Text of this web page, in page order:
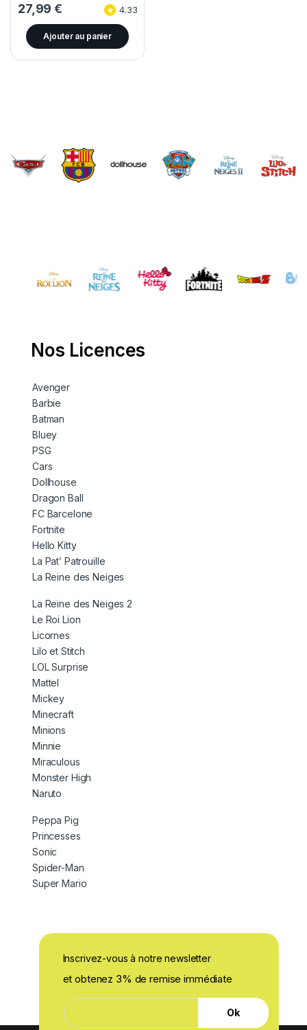
27,99€ 4.33
Ajouter au panier
Brands Carousel
Nos Licences
Avenger
Barbie
Batman
Bluey
PSG
Cars
Dollhouse
Dragon Ball
FC Barcelone
Fortnite
Hello Kitty
La Pat’ Patrouille
La Reine des Neiges
La Reine des Neiges 2
Le Roi Lion
Licornes
Lilo et Stitch
LOL Surprise
Mattel
Mickey
Minecraft
Minions
Minnie
Miraculous
Monster High
Naruto
Peppa Pig
Princesses
Sonic
Spider-Man
Super Mario
Inscrivez-vous à notre newsletter
et obtenez 3% de remise immédiate
*
*
E
-
Ok